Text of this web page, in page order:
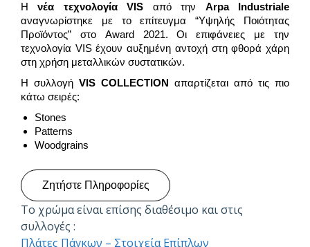
Ηνέα τεχνολογία VIS από την Arpa Industriale
αναγνωρίστηκε με το επίτευγμα “Υψηλής Ποιότητας
Προϊόντος” στο Award 2021. Οι επιφάνειες με την
τεχνολογία VIS έχουν αυξημένη αντοχή στη φθορά χάρη
στη χρήση μεταλλικών συστατικών.
Η συλλογή VIS COLLECTION απαρτίζεται από τις πιο
κάτω σειρές:
Stones
Patterns
Woodgrains
Ζητήστε Πληροφορίες
Το χρώμα είναι επίσης διαθέσιμο και στις
συλλογές :
Πλάτες Πάγκων – Στοιχεία Επίπλων